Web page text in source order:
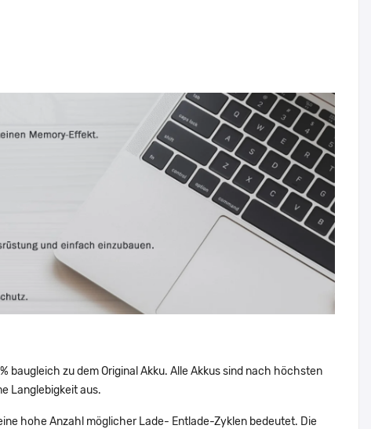
baugleich zu dem Original Akku. Alle Akkus sind nach höchsten
Langlebigkeit aus.
hohe Anzahl möglicher Lade- Entlade-Zyklen bedeutet. Die